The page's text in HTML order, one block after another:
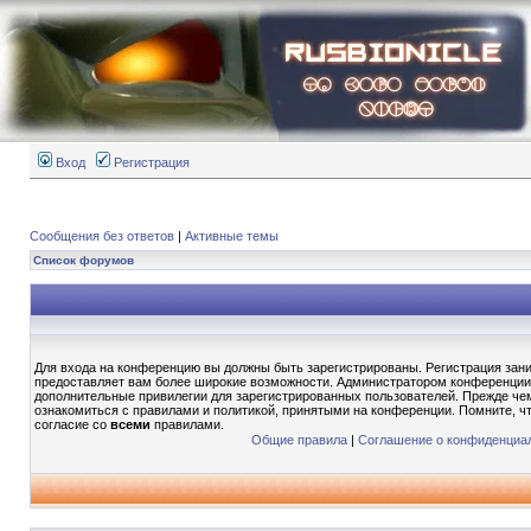
Вход Регистрация
Сообщения без ответов | Активные темы
Список форумов
Для входа на конференцию вы должны быть зарегистрированы. Регистрация
предоставляет вам более широкие возможности. Администратором
дополнительные привилегии для зарегистрированных пользователей. Прежде
ознакомиться с правилами и политикой, принятыми на конференции. Помните,
согласие со всеми правилами.
Общие правила| Соглашение о